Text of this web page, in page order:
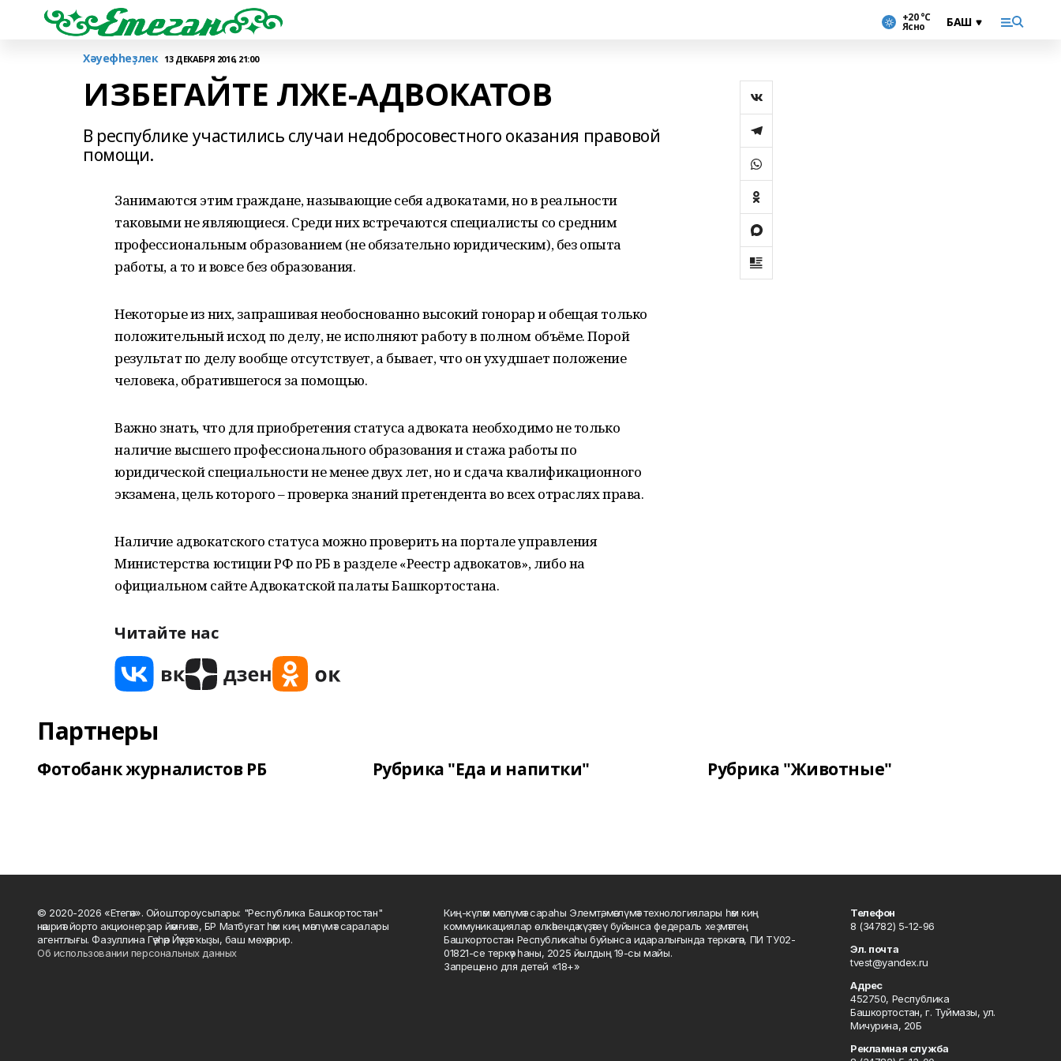
+20 °С
Ясно
Хәуефһеҙлек 13 ДЕКАБРЯ 2016, 21:00
ИЗБЕГАЙТЕ ЛЖЕ-АДВОКАТОВ
В республике участились случаи недобросовестного оказания правовой
помощи.
Занимаются этим граждане, называющие себя адвокатами, но в реальности
таковыми не являющиеся. Среди них встречаются специалисты со средним
профессиональным образованием (не обязательно юридическим), без опыта
работы, а то и вовсе без образования.
Некоторые из них, запрашивая необоснованно высокий гонорар и обещая только
положительный исход по делу, не исполняют работу в полном объёме. Порой
результат по делу вообще отсутствует, а бывает, что он ухудшает положение
человека, обратившегося за помощью.
Важно знать, что для приобретения статуса адвоката необходимо не только
наличие высшего профессионального образования и стажа работы по
юридической специальности не менее двух лет, но и сдача квалификационного
экзамена, цель которого – проверка знаний претендента во всех отраслях права.
Наличие адвокатского статуса можно проверить на портале управления
Министерства юстиции РФ по РБ в разделе «Реестр адвокатов», либо на
официальном сайте Адвокатской палаты Башкортостана.
Читайте нас
Партнеры
Фотобанк журналистов РБ Рубрика "Еда и напитки" Рубрика "Животные"
© 2020-2026 «Етегән». Ойоштороусылары: "Республика Башкортостан"
нәшриәт йорто акционерҙар йәмғиәте, БР Матбуғат һәм киң мәғлүмәт саралары
агентлығы. Фазуллина Гәүһәр Йәүҙәт ҡыҙы, баш мөхәррир.
Об использовании персональных данных
Киң-күләм мәғлүмәт сараһы Элемтә, мәғлүмәт технологиялары һәм киң
коммуникациялар өлкәһендә күҙәтеү буйынса федераль хеҙмәттең
Башҡортостан Республикаһы буйынса идаралығында теркәлгән, ПИ ТУ02-
01821-се теркәү һаны, 2025 йылдың 19-сы майы.
Запрещено для детей «18+»
Телефон
8 (34782) 5-12-96
Эл. почта
tvest@yandex.ru
Адрес
452750, Республика
Башкортостан, г. Туймазы, ул.
Мичурина, 20Б
Рекламная служба